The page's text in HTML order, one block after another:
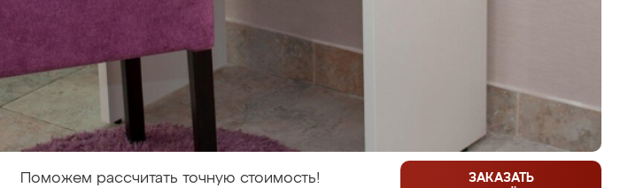
Поможем рассчитать точную стоимость!
ЗАКАЗАТЬ